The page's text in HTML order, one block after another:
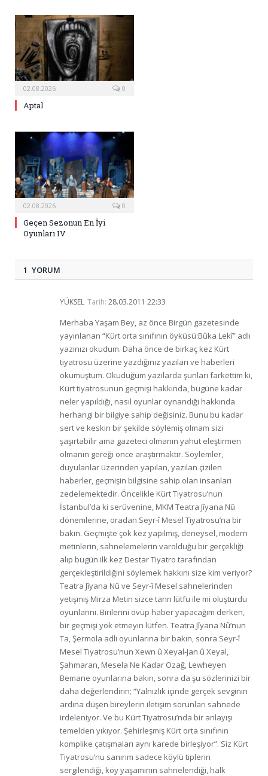
02.08.2026 0
Aptal
02.08.2026 0
Geçen Sezonun En İyi
Oyunları IV
1 YORUM
YÜKSEL Tarih: 28.03.2011 22:33
Merhaba Yaşam Bey, az önce Birgün gazetesinde
yayınlanan “Kürt orta sınıfının öyküsü:Bûka Lekî” adlı
yazınızı okudum. Daha önce de birkaç kez Kürt
tiyatrosu üzerine yazdığınız yazıları ve haberleri
okumuştum. Okuduğum yazılarda şunları farkettim ki,
Kürt tiyatrosunun geçmişi hakkında, bugüne kadar
neler yapıldığı, nasıl oyunlar oynandığı hakkında
herhangi bir bilgiye sahip değisiniz. Bunu bu kadar
sert ve keskin bir şekilde söylemiş olmam sizi
şaşırtabilir ama gazeteci olmanın yahut eleştirmen
olmanın gereği önce araştırmaktır. Söylemler,
duyulanlar üzerinden yapılan, yazılan çizilen
haberler, geçmişin bilgisine sahip olan insanları
zedelemektedir. Öncelikle Kürt Tiyatrosu’nun
İstanbul’da ki serüvenine, MKM Teatra Jîyana Nû
dönemlerine, oradan Seyr-î Mesel Tiyatrosu’na bir
bakın. Geçmişte çok kez yapılmış, deneysel, modern
metinlerin, sahnelemelerin varolduğu bir gerçekliği
alıp bugün ilk kez Destar Tiyatro tarafından
gerçekleştirildiğini söylemek hakkını size kim veriyor?
Teatra Jîyana Nû ve Seyr-î Mesel sahnelerinden
yetişmiş Mirza Metin sizce tanrı lütfu ile mi oluşturdu
oyunlarını. Birilerini övüp haber yapacağım derken,
bir geçmişi yok etmeyin lütfen. Teatra Jîyana Nû’nun
Ta, Şermola adlı oyunlarına bir bakın, sonra Seyr-î
Mesel Tiyatrosu’nun Xewn û Xeyal-Jan û Xeyal,
Şahmaran, Mesela Ne Kadar Ozağ, Lewheyen
Bemane oyunlarına bakın, sonra da şu sözlerinizi bir
daha değerlendirin; “Yalnızlık içinde gerçek sevginin
ardına düşen bireylerin iletişim sorunları sahnede
irdeleniyor. Ve bu Kürt Tiyatrosu’nda bir anlayışı
temelden yıkıyor. Şehirleşmiş Kürt orta sınıfının
komplike çatışmaları aynı karede birleşiyor”. Siz Kürt
Tiyatrosu’nu sanırım sadece köylü tiplerin
sergilendiği, köy yaşamının sahnelendiği, halk